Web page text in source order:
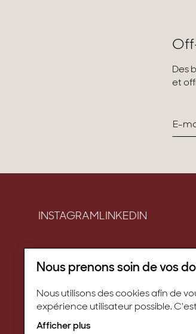
Des
et
INSTAGRAMLINKEDIN
Conseils & actualités
Barème des honoraires &
Gestion des cookies
Nous prenons soin de vos
Nous utilisons des cookies afin de
expérience utilisateur possible.
Afficher plus